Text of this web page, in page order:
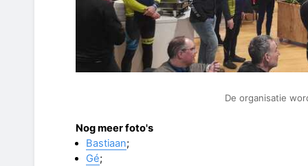
De organisatie
Nog meer foto's
Bastiaan;
Gé;